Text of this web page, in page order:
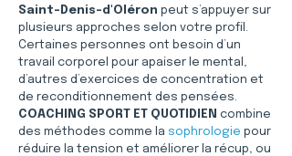
Saint-Denis-d'Oléron peut s’appuyer sur
plusieurs approches selon votre profil.
Certaines personnes ont besoin d’un
travail corporel pour apaiser le mental,
d’autres d’exercices de concentration et
de reconditionnement des pensées.
COACHING SPORT ET QUOTIDIEN combine
des méthodes comme la sophrologie pour
réduire la tension et améliorer la récup, ou